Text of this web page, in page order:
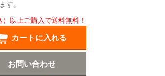
す。
以上ご購入で送料無料！
カートに入れる
お問い合わせ